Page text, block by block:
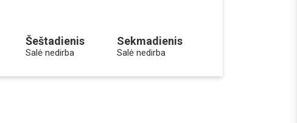
Šeštadienis
Salė nedirba
Sekmadienis
Salė nedirba